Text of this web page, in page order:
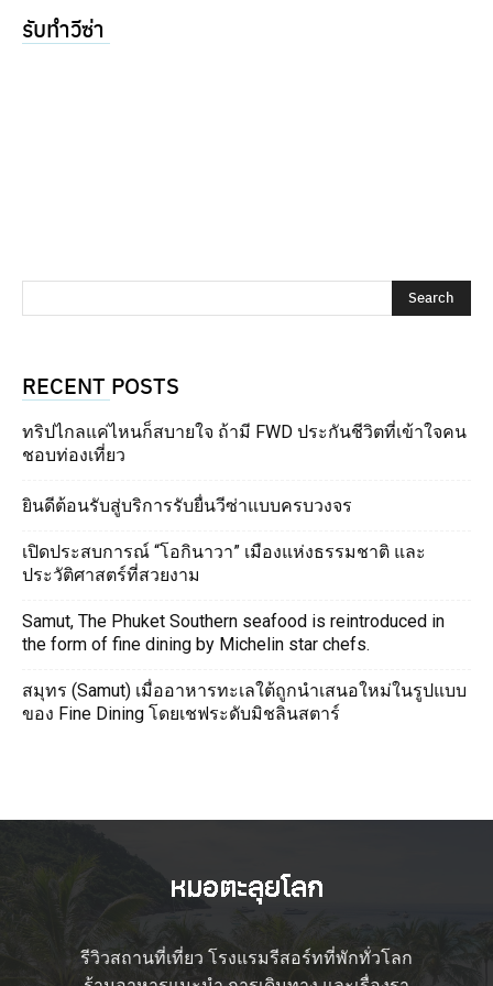
รับทำวีซ่า
RECENT POSTS
ทริปไกลแค่ไหนก็สบายใจ ถ้ามี FWD ประกันชีวิตที่เข้าใจคน
ชอบท่องเที่ยว
ยินดีต้อนรับสู่บริการรับยื่นวีซ่าแบบครบวงจร
เปิดประสบการณ์ “โอกินาวา” เมืองแห่งธรรมชาติ และ
ประวัติศาสตร์ที่สวยงาม
Samut, The Phuket Southern seafood is reintroduced in
the form of fine dining by Michelin star chefs.
สมุทร (Samut) เมื่ออาหารทะเลใต้ถูกนำเสนอใหม่ในรูปแบบ
ของ Fine Dining โดยเชฟระดับมิชลินสตาร์
รีวิวสถานที่เที่ยว โรงแรมรีสอร์ทที่พักทั่วโลก